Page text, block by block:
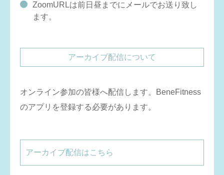
ZoomURLは前日昼までにメールでお送り致し
ます。
アーカイブ配信について
オンライン参加の皆様へ配信します。BeneFitness
のアプリを登録する必要があります。
アーカイブ配信はこちら